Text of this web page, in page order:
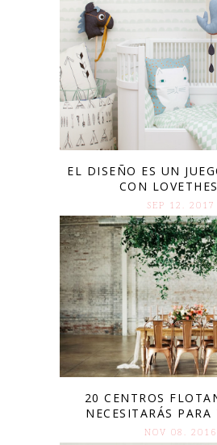
EL DISEÑO ES UN
CON
SEP 12. 2017
20 CENTROS
NECESITARÁS
NOV 08. 2016